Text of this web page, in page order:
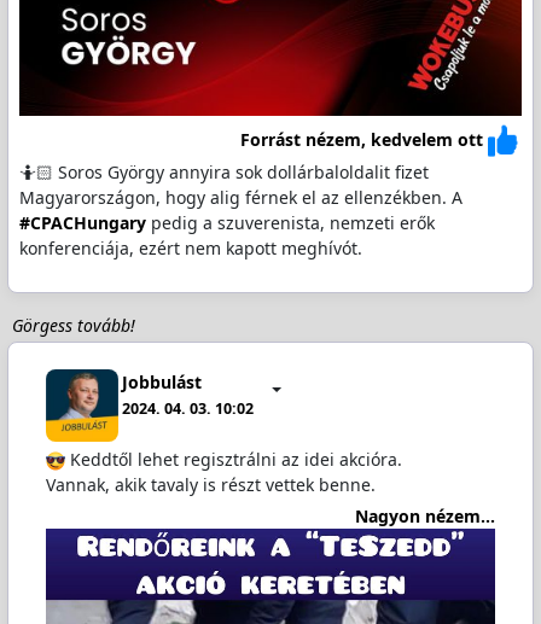
Forrást nézem, kedvelem ott
🤷🏻 Soros György annyira sok dollárbaloldalit fizet
Magyarországon, hogy alig férnek el az ellenzékben. A
#CPACHungarypedig a szuverenista, nemzeti erők
konferenciája, ezért nem kapott meghívót.
Görgess tovább!
Jobbulást
2024. 04. 03. 10:02
Keddtől lehet regisztrálni az idei akcióra.
Vannak, akik tavaly is részt vettek benne.
Nagyon nézem...